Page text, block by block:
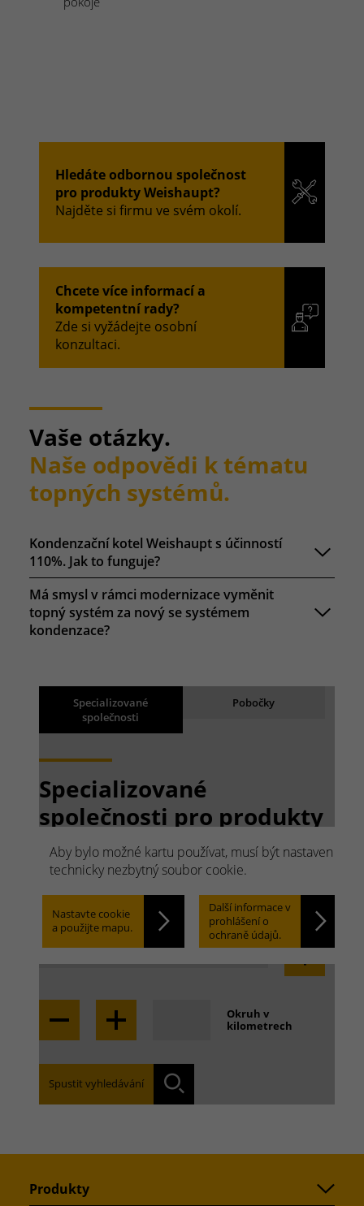
Hledáte odbornou společnost
pro produkty Weishaupt?
Najděte si firmu ve svém okolí.
Chcete více informací a
kompetentní rady?
Zde si vyžádejte osobní
konzultaci.
Vaše otázky.
Naše odpovědi k tématu
topných systémů.
Kondenzační kotel Weishaupt s účinností
110%. Jak to funguje?
Má smysl v rámci modernizace vyměnit
topný systém za nový se systémem
kondenzace?
Aby bylo možné kartu používat, musí být nastaven
technicky nezbytný soubor cookie.
Nastavte cookie
a použijte mapu.
Další informace v
prohlášení o
ochraně údajů.
Specializované
společnosti
Pobočky
Specializované
společnosti pro produkty
Weishaupt.
Rychle hledat. Snadno
najít.
Locate
Okruh v
kilometrech
Spustit vyhledávání
BackVýsledky vyhledávání
Načítání výsledků
Najděte pobočku, která je pro Vás příslušná:
Produkty